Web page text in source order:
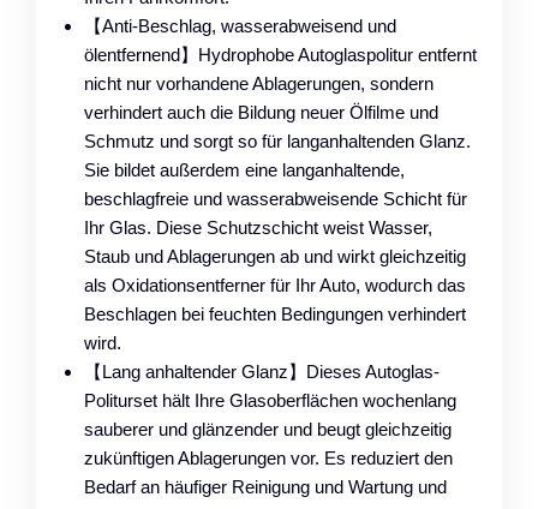
【Anti-Beschlag, wasserabweisend und
ölentfernend】Hydrophobe Autoglaspolitur entfernt
nicht nur vorhandene Ablagerungen, sondern
verhindert auch die Bildung neuer Ölfilme und
Schmutz und sorgt so für langanhaltenden Glanz.
Sie bildet außerdem eine langanhaltende,
beschlagfreie und wasserabweisende Schicht für
Ihr Glas. Diese Schutzschicht weist Wasser,
Staub und Ablagerungen ab und wirkt gleichzeitig
als Oxidationsentferner für Ihr Auto, wodurch das
Beschlagen bei feuchten Bedingungen verhindert
wird.
【Lang anhaltender Glanz】Dieses Autoglas-
Politurset hält Ihre Glasoberflächen wochenlang
sauberer und glänzender und beugt gleichzeitig
zukünftigen Ablagerungen vor. Es reduziert den
Bedarf an häufiger Reinigung und Wartung und